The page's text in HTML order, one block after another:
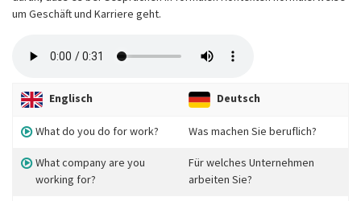
um Geschäft und Karriere geht.
Englisch Deutsch
What do you do for work? Was machen Sie beruflich?
What company are you
working for?
Für welches Unternehmen
arbeiten Sie?